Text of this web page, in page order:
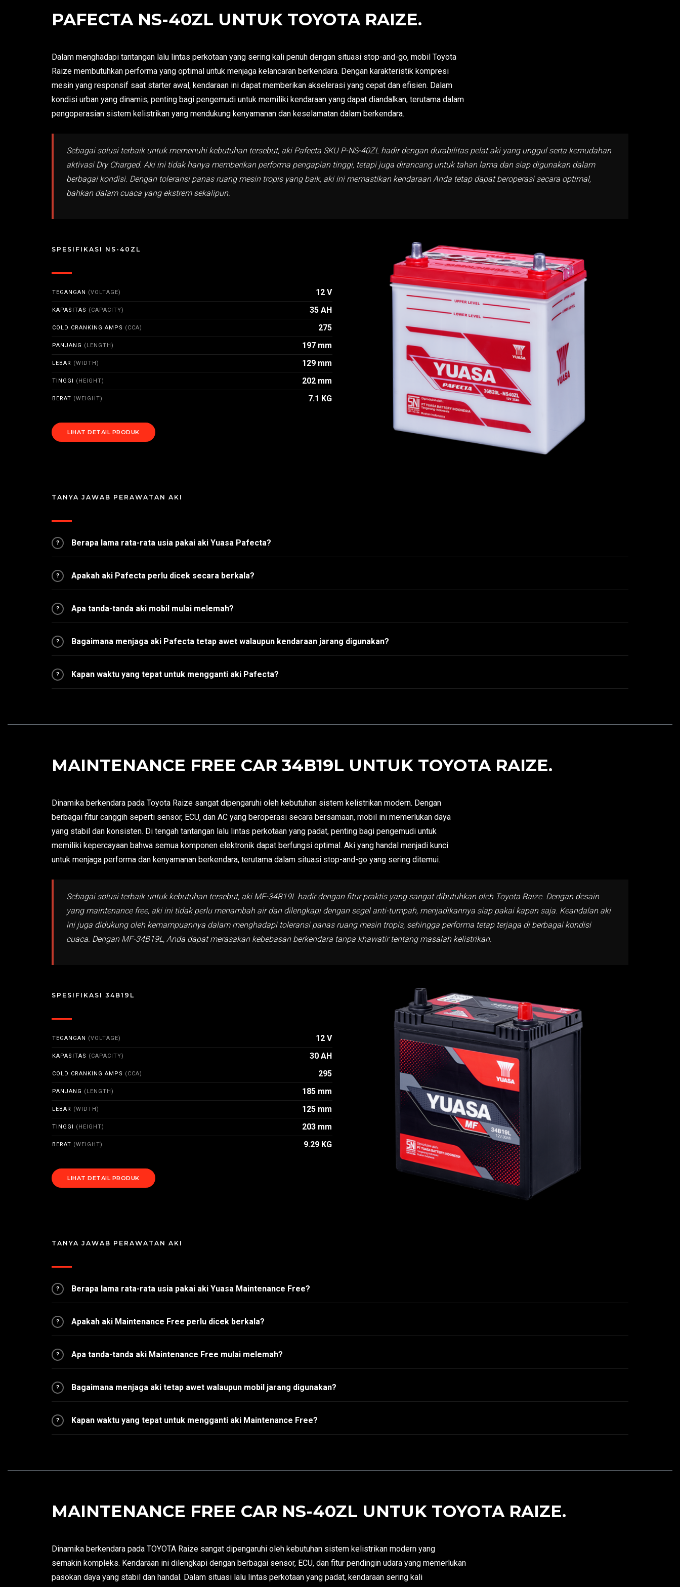
PAFECTA NS-40ZL UNTUK TOYOTA RAIZE.
Dalam menghadapi tantangan lalu lintas perkotaan yang sering kali penuh dengan situasi stop-and-go, mobil Toyota
Raize membutuhkan performa yang optimal untuk menjaga kelancaran berkendara. Dengan karakteristik kompresi
mesin yang responsif saat starter awal, kendaraan ini dapat memberikan akselerasi yang cepat dan efisien. Dalam
kondisi urban yang dinamis, penting bagi pengemudi untuk memiliki kendaraan yang dapat diandalkan, terutama dalam
pengoperasian sistem kelistrikan yang mendukung kenyamanan dan keselamatan dalam berkendara.
Sebagai solusi terbaik untuk memenuhi kebutuhan tersebut, aki Pafecta SKU P-NS-40ZL hadir dengan durabilitas pelat aki yang unggul serta kemudahan
aktivasi Dry Charged. Aki ini tidak hanya memberikan performa pengapian tinggi, tetapi juga dirancang untuk tahan lama dan siap digunakan dalam
berbagai kondisi. Dengan toleransi panas ruang mesin tropis yang baik, aki ini memastikan kendaraan Anda tetap dapat beroperasi secara optimal,
bahkan dalam cuaca yang ekstrem sekalipun.
SPESIFIKASI NS-40ZL
TEGANGAN (VOLTAGE) 12 V
KAPASITAS (CAPACITY) 35 AH
COLD CRANKING AMPS (CCA) 275
PANJANG (LENGTH) 197 mm
LEBAR (WIDTH) 129 mm
TINGGI (HEIGHT) 202 mm
BERAT (WEIGHT) 7.1 KG
LIHAT DETAIL PRODUK
TANYA JAWAB PERAWATAN AKI
? Berapa lama rata-rata usia pakai aki Yuasa Pafecta?
? Apakah aki Pafecta perlu dicek secara berkala?
? Apa tanda-tanda aki mobil mulai melemah?
? Bagaimana menjaga aki Pafecta tetap awet walaupun kendaraan jarang digunakan?
? Kapan waktu yang tepat untuk mengganti aki Pafecta?
MAINTENANCE FREE CAR 34B19L UNTUK TOYOTA RAIZE.
Dinamika berkendara pada Toyota Raize sangat dipengaruhi oleh kebutuhan sistem kelistrikan modern. Dengan
berbagai fitur canggih seperti sensor, ECU, dan AC yang beroperasi secara bersamaan, mobil ini memerlukan daya
yang stabil dan konsisten. Di tengah tantangan lalu lintas perkotaan yang padat, penting bagi pengemudi untuk
memiliki kepercayaan bahwa semua komponen elektronik dapat berfungsi optimal. Aki yang handal menjadi kunci
untuk menjaga performa dan kenyamanan berkendara, terutama dalam situasi stop-and-go yang sering ditemui.
Sebagai solusi terbaik untuk kebutuhan tersebut, aki MF-34B19L hadir dengan fitur praktis yang sangat dibutuhkan oleh Toyota Raize. Dengan desain
yang maintenance free, aki ini tidak perlu menambah air dan dilengkapi dengan segel anti-tumpah, menjadikannya siap pakai kapan saja. Keandalan aki
ini juga didukung oleh kemampuannya dalam menghadapi toleransi panas ruang mesin tropis, sehingga performa tetap terjaga di berbagai kondisi
cuaca. Dengan MF-34B19L, Anda dapat merasakan kebebasan berkendara tanpa khawatir tentang masalah kelistrikan.
SPESIFIKASI 34B19L
TEGANGAN (VOLTAGE) 12 V
KAPASITAS (CAPACITY) 30 AH
COLD CRANKING AMPS (CCA) 295
PANJANG (LENGTH) 185 mm
LEBAR (WIDTH) 125 mm
TINGGI (HEIGHT) 203 mm
BERAT (WEIGHT) 9.29 KG
LIHAT DETAIL PRODUK
TANYA JAWAB PERAWATAN AKI
? Berapa lama rata-rata usia pakai aki Yuasa Maintenance Free?
? Apakah aki Maintenance Free perlu dicek berkala?
? Apa tanda-tanda aki Maintenance Free mulai melemah?
? Bagaimana menjaga aki tetap awet walaupun mobil jarang digunakan?
? Kapan waktu yang tepat untuk mengganti aki Maintenance Free?
MAINTENANCE FREE CAR NS-40ZL UNTUK TOYOTA RAIZE.
Dinamika berkendara pada TOYOTA Raize sangat dipengaruhi oleh kebutuhan sistem kelistrikan modern yang
semakin kompleks. Kendaraan ini dilengkapi dengan berbagai sensor, ECU, dan fitur pendingin udara yang memerlukan
pasokan daya yang stabil dan handal. Dalam situasi lalu lintas perkotaan yang padat, kendaraan sering kali